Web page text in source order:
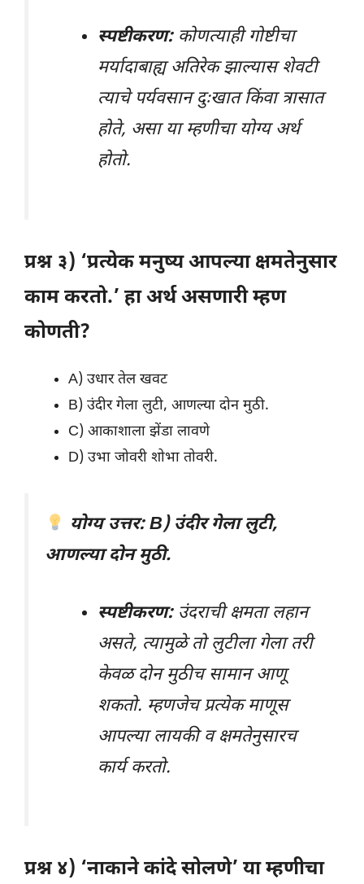
स्पष्टीकरण:कोणत्याही गोष्टीचा
मर्यादाबाह्य अतिरेक झाल्यास शेवटी
त्याचे पर्यवसान दुःखात किंवा त्रासात
होते, असा या म्हणीचा योग्य अर्थ
होतो.
प्रश्न ३) ‘प्रत्येक मनुष्य आपल्या क्षमतेनुसार
काम करतो.’ हा अर्थ असणारी म्हण
कोणती?
A) उधार तेल खवट
B) उंदीर गेला लुटी, आणल्या दोन मुठी.
C) आकाशाला झेंडा लावणे
D) उभा जोवरी शोभा तोवरी.
योग्य उत्तर: B) उंदीर गेला लुटी,
आणल्या दोन मुठी.
स्पष्टीकरण:उंदराची क्षमता लहान
असते, त्यामुळे तो लुटीला गेला तरी
केवळ दोन मुठीच सामान आणू
शकतो. म्हणजेच प्रत्येक माणूस
आपल्या लायकी व क्षमतेनुसारच
कार्य करतो.
प्रश्न ४) ‘नाकाने कांदे सोलणे’ या म्हणीचा